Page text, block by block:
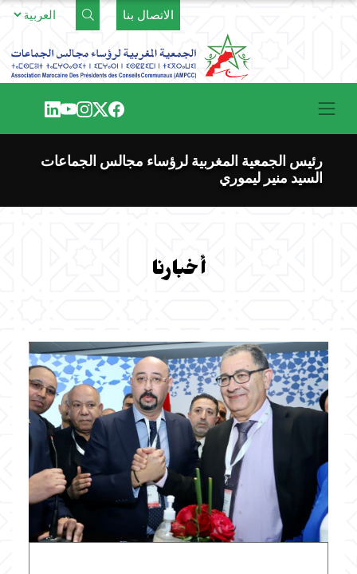
الاتصال بنا
رئيس الجمعية المغربية لرؤساء مجالس الجماعات
السيد منير ليموري
أخبارنا